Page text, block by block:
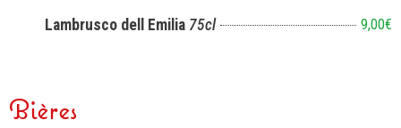
Lambrusco dell Emilia 75cl 9,00€
Bières